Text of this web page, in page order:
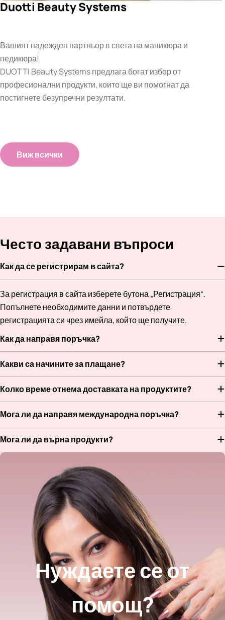
Duotti Beauty Systems
Вашият надежден партньор в света на маникюра и
педикюра!
DUOTTI Beauty Systems предлага богат избор от
професионални продукти, които ще ви помогнат да
постигнете безупречни резултати.
Виж всички
Нуждаете се от
помощ?
Често задавани въпроси
Как да се регистрирам в сайта?
За регистрация в сайта изберете бутона „Регистрация“.
Попълнете необходимите данни и потвърдете
регистрацията си чрез имейла, който ще получите.
Как да направя поръчка?
Какви са начините за плащане?
Колко време отнема доставката на продуктите?
Мога ли да направя международна поръчка?
Мога ли да върна продукти?